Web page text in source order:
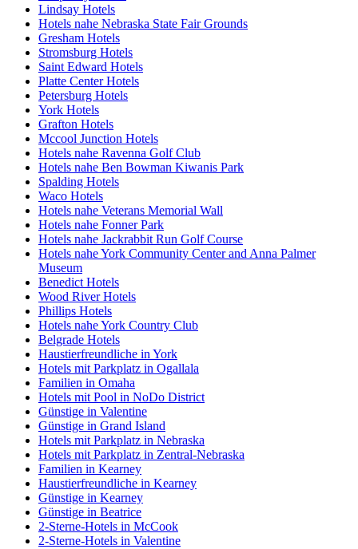
Lindsay Hotels
Hotels nahe Nebraska State Fair Grounds
Gresham Hotels
Stromsburg Hotels
Saint Edward Hotels
Platte Center Hotels
Petersburg Hotels
York Hotels
Grafton Hotels
Mccool Junction Hotels
Hotels nahe Ravenna Golf Club
Hotels nahe Ben Bowman Kiwanis Park
Spalding Hotels
Waco Hotels
Hotels nahe Veterans Memorial Wall
Hotels nahe Fonner Park
Hotels nahe Jackrabbit Run Golf Course
Hotels nahe York Community Center and Anna Palmer
Museum
Benedict Hotels
Wood River Hotels
Phillips Hotels
Hotels nahe York Country Club
Belgrade Hotels
Haustierfreundliche in York
Hotels mit Parkplatz in Ogallala
Familien in Omaha
Hotels mit Pool in NoDo District
Günstige in Valentine
Günstige in Grand Island
Hotels mit Parkplatz in Nebraska
Hotels mit Parkplatz in Zentral-Nebraska
Familien in Kearney
Haustierfreundliche in Kearney
Günstige in Kearney
Günstige in Beatrice
2-Sterne-Hotels in McCook
2-Sterne-Hotels in Valentine